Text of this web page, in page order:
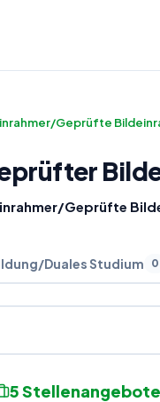
Geprüfte
Geprüfte
Duales Studium 0
5Stellenangebote